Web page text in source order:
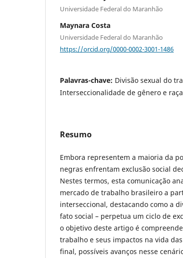
Universidade Federal do Maranhão
Maynara Costa
Universidade Federal do Maranhão
https://orcid.org/0000-0002-3001-1486
Palavras-chave: Divisão sexual do
Interseccionalidade de gênero e
Resumo
Embora representem a maioria da
negras enfrentam exclusão social
Nestes termos, esta comunicação
mercado de trabalho brasileiro a
interseccional, destacando como a
fato social – perpetua um ciclo de
o objetivo deste artigo é
trabalho e seus impactos na vida
final, possíveis avanços nesse